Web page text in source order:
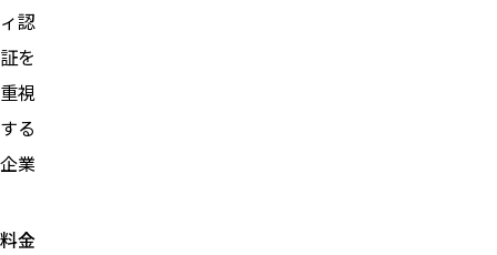
ィ認
証を
重視
する
企業
料金